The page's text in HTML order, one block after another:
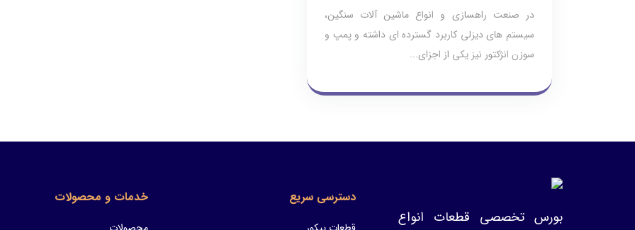
در صنعت راهسازی و انواع ماشین آلات سنگین،
سیستم های دیزلی کاربرد گسترده ای داشته و پمپ و
سوزن انژکتور نیز یکی از اجزای...
بورس تخصصی قطعات انواع
دسترسی سریع خدمات و محصولات